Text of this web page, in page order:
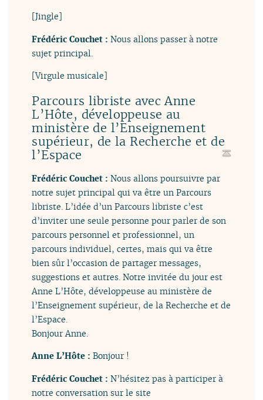
[Jingle]
Frédéric Couchet :Nous allons passer à notre
sujet principal.
[Virgule musicale]
Parcours libriste avec Anne
L’Hôte, développeuse au
ministère de l’Enseignement
supérieur, de la Recherche et de
l’Espace
Frédéric Couchet :Nous allons poursuivre par
notre sujet principal qui va être un Parcours
libriste. L’idée d’un Parcours libriste c’est
d’inviter une seule personne pour parler de son
parcours personnel et professionnel, un
parcours individuel, certes, mais qui va être
bien sûr l’occasion de partager messages,
suggestions et autres. Notre invitée du jour est
Anne L’Hôte, développeuse au ministère de
l’Enseignement supérieur, de la Recherche et de
l’Espace.
Bonjour Anne.
Anne L’Hôte :Bonjour !
Frédéric Couchet :N’hésitez pas à participer à
notre conversation sur le site